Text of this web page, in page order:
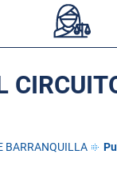
BARRANQUILLA